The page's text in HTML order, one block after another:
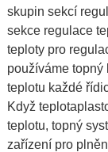
skupin sekcí
sekce regulace
teploty pro
používáme topný
teplotu každé
Když teplota
teplotu, topný
zařízení pro